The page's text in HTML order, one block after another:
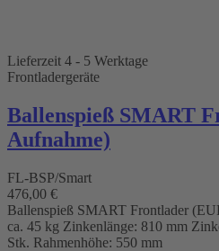
Lieferzeit 4 - 5 Werktage
Frontladergeräte
Ballenspieß SMART
Aufnahme)
FL-BSP/Smart
476,00 €
Ballenspieß SMART Frontlader
ca. 45 kg Zinkenlänge: 810 mm
Stk. Rahmenhöhe: 550 mm